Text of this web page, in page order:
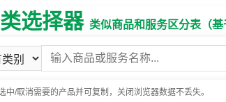
选择器类似商品和服务区分表（基
中/取消需要的产品并可复制，关闭浏览器数据不丢失。